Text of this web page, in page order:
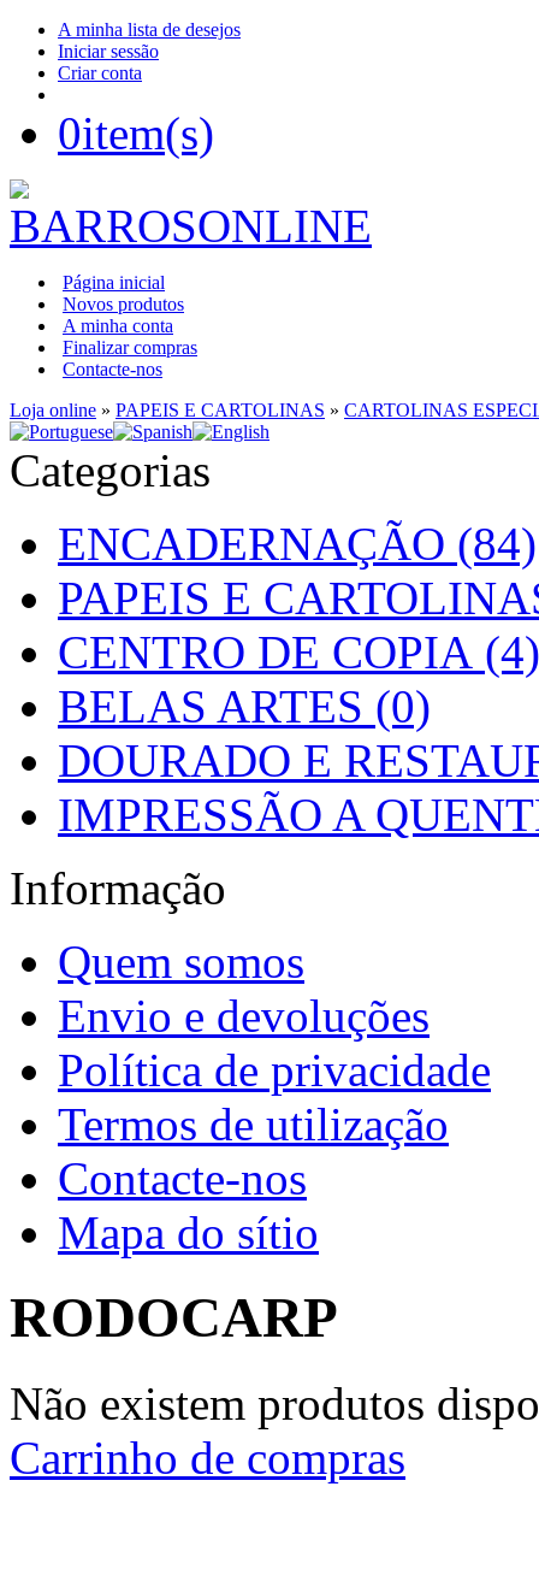
A minha lista de desejos
Iniciar sessão
Criar conta
0item(s)
Página inicial
Novos produtos
A minha conta
Finalizar compras
Contacte-nos
Loja online » PAPEIS E CARTOLINAS » CARTOLINAS
Categorias
ENCADERNAÇÃO (84)
PAPEIS E
CENTRO DE COPIA (4)
BELAS ARTES (0)
DOURADO E
IMPRESSÃO A
Informação
Quem somos
Envio e devoluções
Política de privacidade
Termos de utilização
Contacte-nos
Mapa do sítio
RODOCARP
Não existem produtos
Carrinho de compras